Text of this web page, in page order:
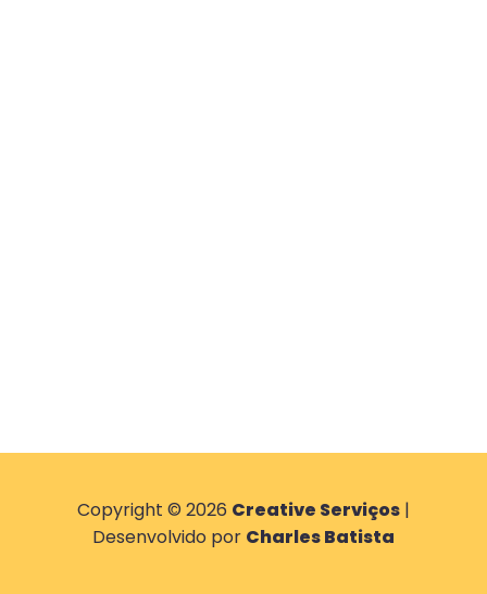
Copyright © 2026 Creative Serviços |
Desenvolvido por Charles Batista